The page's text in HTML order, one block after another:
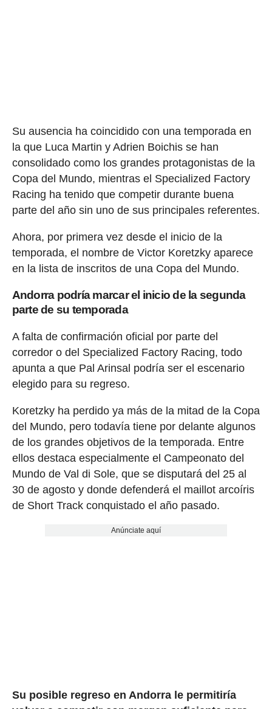
Su ausencia ha coincidido con una temporada en
la que Luca Martin y Adrien Boichis se han
consolidado como los grandes protagonistas de la
Copa del Mundo, mientras el Specialized Factory
Racing ha tenido que competir durante buena
parte del año sin uno de sus principales referentes.
Ahora, por primera vez desde el inicio de la
temporada, el nombre de Victor Koretzky aparece
en la lista de inscritos de una Copa del Mundo.
Andorra podría marcar el inicio de la segunda
parte de su temporada
A falta de confirmación oficial por parte del
corredor o del Specialized Factory Racing, todo
apunta a que Pal Arinsal podría ser el escenario
elegido para su regreso.
Koretzky ha perdido ya más de la mitad de la Copa
del Mundo, pero todavía tiene por delante algunos
de los grandes objetivos de la temporada. Entre
ellos destaca especialmente el Campeonato del
Mundo de Val di Sole, que se disputará del 25 al
30 de agosto y donde defenderá el maillot arcoíris
de Short Track conquistado el año pasado.
Anúnciate aquí
Su posible regreso en Andorra le permitiría